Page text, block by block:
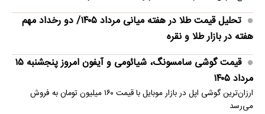
تحلیل قیمت طلا در هفته میانی مرداد ۱۴۰۵/ دو رخداد مهم
هفته در بازار طلا و نقره
قیمت گوشی سامسونگ، شیائومی و آیفون امروز پنجشنبه ۱۵
مرداد ۱۴۰۵
ارزان‌ترین گوشی اپل در بازار موبایل با قیمت ۱۶۰ میلیون تومان به فروش
می‌رسد